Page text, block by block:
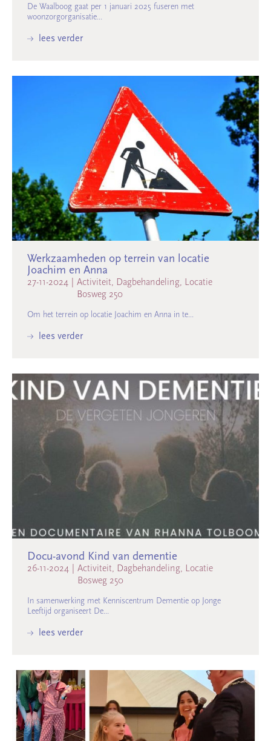
De Waalboog gaat per 1 januari 2025 fuseren met
woonzorgorganisatie...
lees verder
Werkzaamheden op terrein van locatie
Joachim en Anna
27-11-2024
Activiteit, Dagbehandeling, Locatie
Bosweg 250
Om het terrein op locatie Joachim en Anna in te...
lees verder
Docu-avond Kind van dementie
26-11-2024
Activiteit, Dagbehandeling, Locatie
Bosweg 250
In samenwerking met Kenniscentrum Dementie op Jonge
Leeftijd organiseert De...
lees verder